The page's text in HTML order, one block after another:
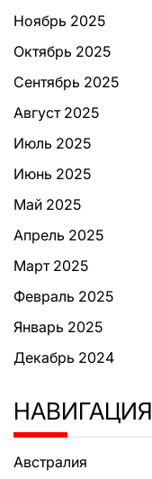
Ноябрь 2025
Октябрь 2025
Сентябрь 2025
Август 2025
Июль 2025
Июнь 2025
Май 2025
Апрель 2025
Март 2025
Февраль 2025
Январь 2025
Декабрь 2024
НАВИГАЦИЯ
Австралия